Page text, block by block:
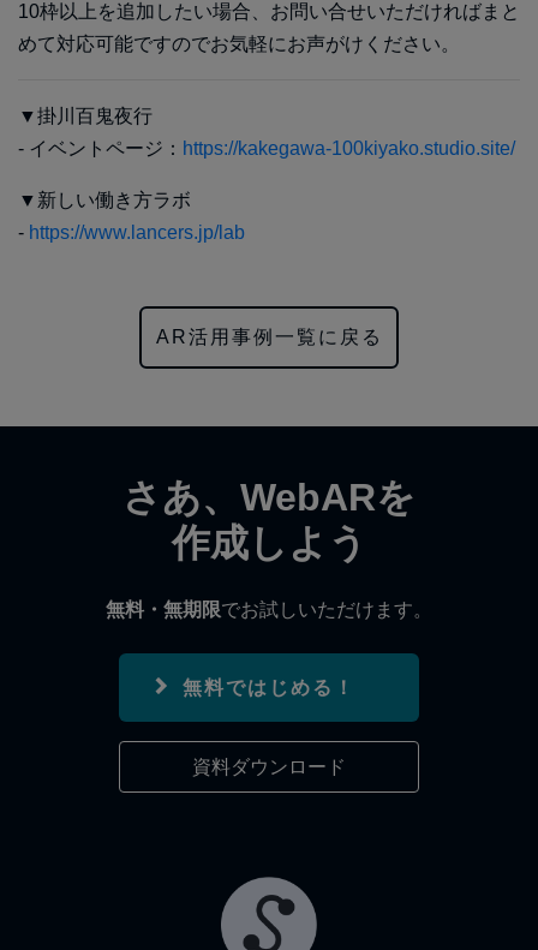
10枠以上を追加したい場合、お問い合せいただければまと
めて対応可能ですのでお気軽にお声がけください。
▼掛川百鬼夜行
- イベントページ： https://kakegawa-100kiyako.studio.site/
▼新しい働き方ラボ
- https://www.lancers.jp/lab
AR活用事例一覧に戻る
さあ、WebARを
作成しよう
無料・無期限でお試しいただけます。
無料ではじめる！
資料ダウンロード